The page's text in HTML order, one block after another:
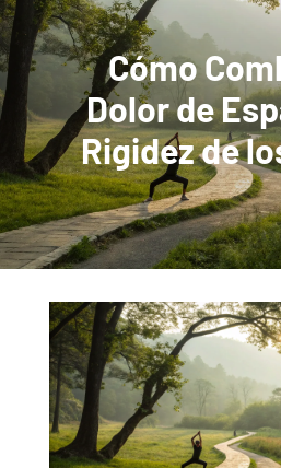
Cómo
Dolor de
Rigidez de